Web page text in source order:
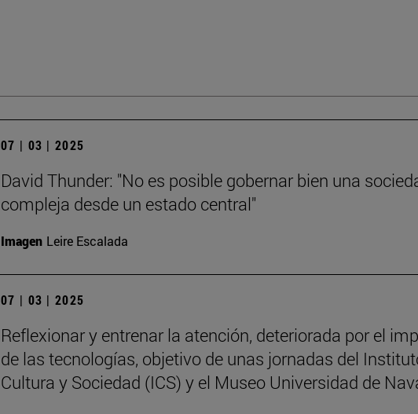
07 | 03 | 2025
David Thunder: "No es posible gobernar bien una
compleja desde un estado central"
Imagen Leire Escalada
07 | 03 | 2025
Reflexionar y entrenar la atención, deteriorada por el
de las tecnologías, objetivo de unas jornadas del
Cultura y Sociedad (ICS) y el Museo Universidad de